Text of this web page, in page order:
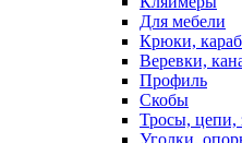
Для мебели
Крюки,
Веревки,
Профиль
Скобы
Тросы,
Уголки,